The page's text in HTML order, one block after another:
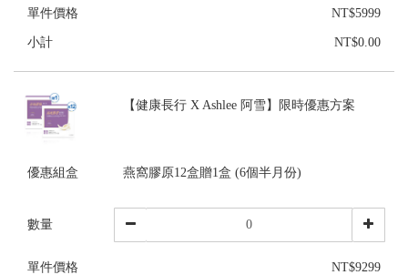
單件價格 NT$5999
小計 NT$0.00
【健康長行 X Ashlee 阿雪】限時優惠方案
優惠組盒 燕窩膠原12盒贈1盒 (6個半月份)
數量
單件價格 NT$9299